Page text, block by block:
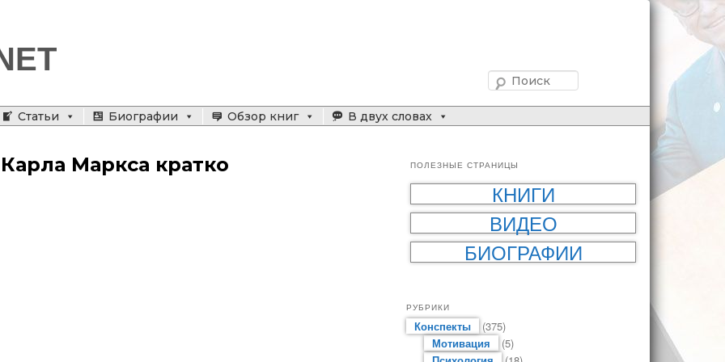
Статьи Биографии Обзор книг В двух словах
Маркса кратко ПОЛЕЗНЫЕ СТРАНИЦЫ
КНИГИ
ВИДЕО
БИОГРАФИИ
РУБРИКИ
Конспекты
(375)
Мотивация
(5)